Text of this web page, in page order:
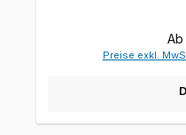
Ab
Preise exkl.